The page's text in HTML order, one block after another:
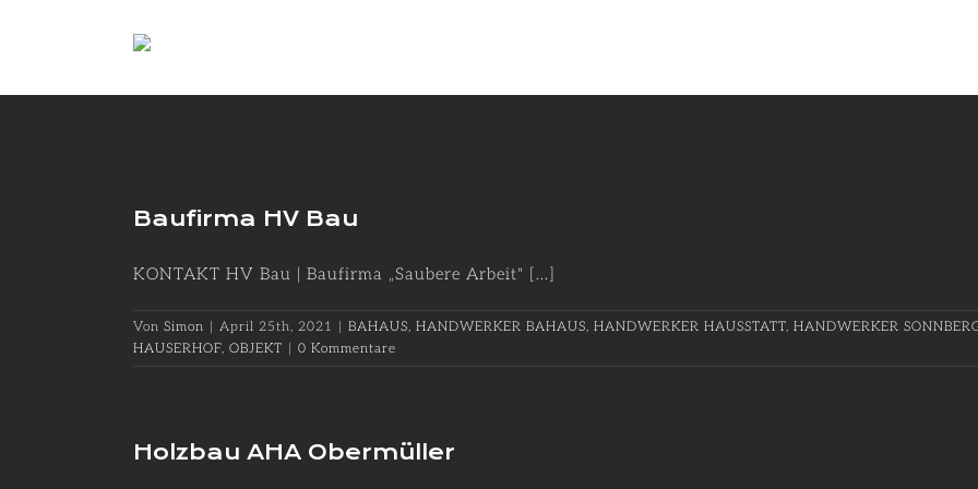
Baufirma HV Bau
KONTAKT HV Bau | Baufirma „Saubere Arbeit" [...]
Von Simon April 25th, 2021 BAHAUS, HANDWERKER BAHAUS, HANDWERKER HAUSSTATT, HANDWERKER
HAUSERHOF, OBJEKT 0 Kommentare
Holzbau AHA Obermüller